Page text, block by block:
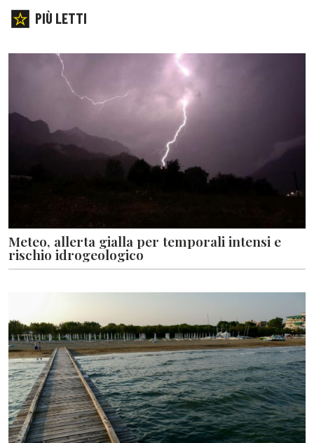
PIÙ LETTI
Meteo, allerta gialla per temporali intensi e
rischio idrogeologico